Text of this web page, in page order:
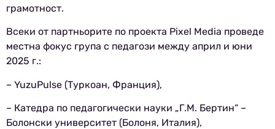
грамотност.
Всеки от партньорите по проекта Pixel Media проведе
местна фокус група с педагози между април и юни
2025 г.:
– YuzuPulse (Туркоан, Франция),
– Катедра по педагогически науки „Г.М. Бертин“ –
Болонски университет (Болоня, Италия),